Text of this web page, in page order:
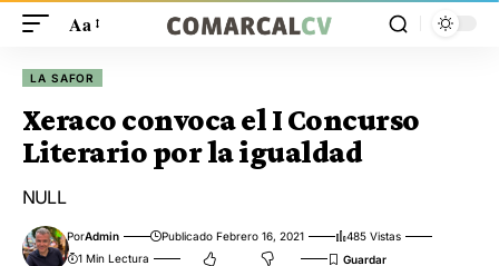
Aa
LA SAFOR
Xeraco convoca el I Concurso
Literario por la igualdad
NULL
PorAdmin Publicado Febrero 16, 2021
485 Vistas
1 Min Lectura